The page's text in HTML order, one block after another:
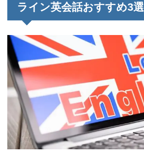
ライン英会話おすすめ3選